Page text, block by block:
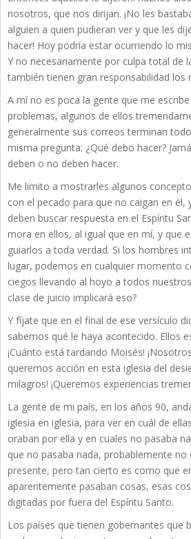
nosotros, que nos dirijan. ¡No les
alguien a quien pudieran ver y que les
hacer! Hoy podría estar ocurriendo lo
Y no necesariamente por culpa total de
también tienen gran responsabilidad los
A mí no es poca la gente que me
problemas, algunos de ellos
generalmente sus correos terminan
misma pregunta: ¿Qué debo hacer?
deben o no deben hacer.
Me limito a mostrarles algunos
con el pecado para que no caigan en él,
deben buscar respuesta en el Espíritu
mora en ellos, al igual que en mí, y que
guiarlos a toda verdad. Si los hombres
lugar, podemos en cualquier momento
ciegos llevando al hoyo a todos
clase de juicio implicará eso?
Y fíjate que en el final de ese versículo
sabemos qué le haya acontecido. Ellos
¡Cuánto está tardando Moisés!
queremos acción en esta iglesia del
milagros! ¡Queremos experiencias
La gente de mi país, en los años 90,
iglesia en iglesia, para ver en cuál de
oraban por ella y en cuales no pasaba
que no pasaba nada, probablemente no
presente, pero tan cierto es como que
aparentemente pasaban cosas, esas
digitadas por fuera del Espíritu Santo.
Los países que tienen gobernantes que